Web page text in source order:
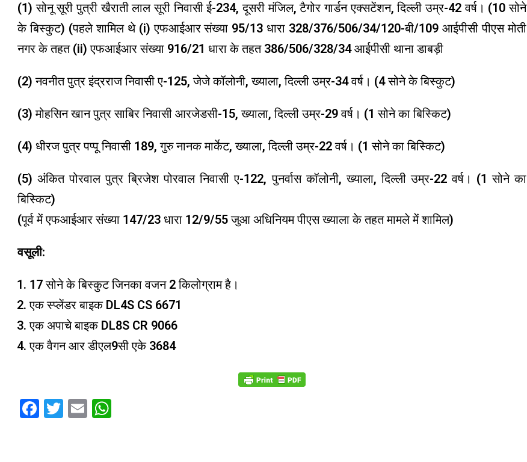
(1) सोनू सूरी पुत्री खैराती लाल सूरी निवासी ई-234, दूसरी मंजिल, टैगोर गार्डन एक्सटेंशन, दिल्ली उम्र-42 वर्ष। (10 सोने
के बिस्कुट) (पहले शामिल थे (i) एफआईआर संख्या 95/13 धारा 328/376/506/34/120-बी/109 आईपीसी पीएस मोती
नगर के तहत (ii) एफआईआर संख्या 916/21 धारा के तहत 386/506/328/34 आईपीसी थाना डाबड़ी
(2) नवनीत पुत्र इंद्रराज निवासी ए-125, जेजे कॉलोनी, ख्याला, दिल्ली उम्र-34 वर्ष। (4 सोने के बिस्कुट)
(3) मोहसिन खान पुत्र साबिर निवासी आरजेडसी-15, ख्याला, दिल्ली उम्र-29 वर्ष। (1 सोने का बिस्किट)
(4) धीरज पुत्र पप्पू निवासी 189, गुरु नानक मार्केट, ख्याला, दिल्ली उम्र-22 वर्ष। (1 सोने का बिस्किट)
(5) अंकित पोरवाल पुत्र ब्रिजेश पोरवाल निवासी ए-122, पुनर्वास कॉलोनी, ख्याला, दिल्ली उम्र-22 वर्ष। (1 सोने का
बिस्किट)
(पूर्व में एफआईआर संख्या 147/23 धारा 12/9/55 जुआ अधिनियम पीएस ख्याला के तहत मामले में शामिल)
वसूली:
17 सोने के बिस्कुट जिनका वजन 2 किलोग्राम है।
एक स्प्लेंडर बाइक DL4S CS 6671
एक अपाचे बाइक DL8S CR 9066
एक वैगन आर डीएल9सी एके 3684
Facebook
Twitter
Email